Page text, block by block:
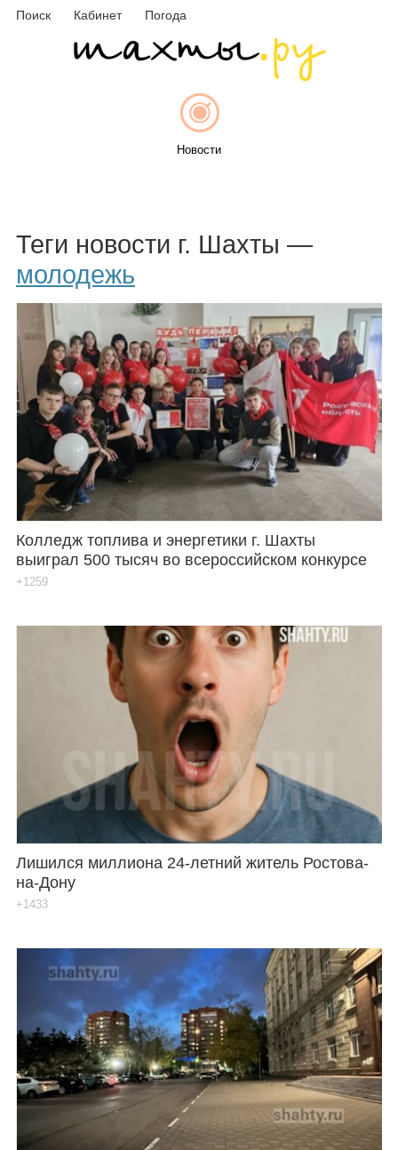
Поиск Кабинет Погода
Новости
Афиша
Объявления
Каталог
Инфо
Карты
Фотогалерея
Теги новости г. Шахты —
молодежь
Колледж топлива и энергетики г. Шахты
выиграл 500 тысяч во всероссийском конкурсе
+1259
Лишился миллиона 24-летний житель Ростова-
на-Дону
+1433